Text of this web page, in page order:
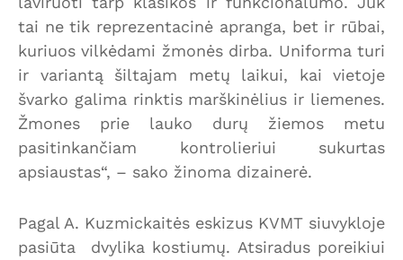
tai ne tik reprezentacinė apranga, bet ir rūbai,
kuriuos vilkėdami žmonės dirba. Uniforma turi
ir variantą šiltajam metų laikui, kai vietoje
švarko galima rinktis marškinėlius ir liemenes.
Žmones prie lauko durų žiemos metu
pasitinkančiam kontrolieriui sukurtas
apsiaustas“, – sako žinoma dizainerė.
Pagal A. Kuzmickaitės eskizus KVMT siuvykloje
pasiūta dvylika kostiumų. Atsiradus poreikiui